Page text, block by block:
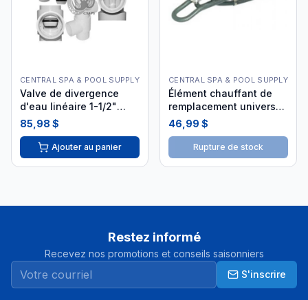
CENTRAL SPA & POOL SUPPLY
Valve de divergence
d'eau linéaire 1-1/2"
25042-009-000
85,98 $
Ajouter au panier
CENTRAL SPA & POOL SUPPLY
Élément chauffant de
remplacement universel
4.0 kW ELE-40-BNC
46,99 $
Rupture de stock
Restez informé
Recevez nos promotions et conseils saisonniers
S'inscrire